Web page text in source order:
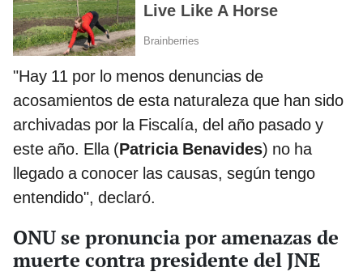
"Hay 11 por lo menos denuncias de
acosamientos de esta naturaleza que han sido
archivadas por la Fiscalía, del año pasado y
este año. Ella (Patricia Benavides) no ha
llegado a conocer las causas, según tengo
entendido", declaró.
ONU se pronuncia por amenazas de
muerte contra presidente del JNE